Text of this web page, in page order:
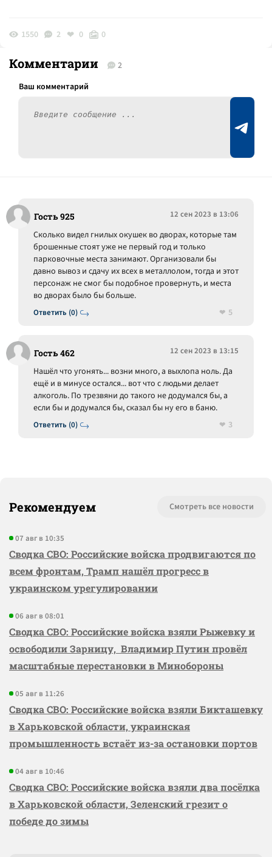
1550 2 0 0
Комментарии 2
Гость 925 12 сен 2023 в 13:06
Ответить (0)
Сколько видел гнилых окушек во дворах, которые там
брошенные стоят уже не первый год и только
парковочные места занимают. Организовали бы
давно вывоз и сдачу их всех в металлолом, тогда и этот
персонаж не смог бы подобное провернуть, и места
во дворах было бы больше.
5
Гость 462 12 сен 2023 в 13:15
Ответить (0)
Нашёл что угонять... возни много, а выхлопа ноль. Да
ещё и в минусе остался... вот что с людьми делает
алкоголь. По трезвяни до такого не додумался бы, а
если бы и додумался бы, сказал бы ну его в баню.
3
Рекомендуем Смотреть все новости
07 авг в 10:35
Сводка СВО: Российские войска продвигаются по
всем фронтам, Трамп нашёл прогресс в
украинском урегулировании
06 авг в 08:01
Сводка СВО: Российские войска взяли Рыжевку и
освободили Зарницу, Владимир Путин провёл
масштабные перестановки в Минобороны
05 авг в 11:26
Сводка СВО: Российские войска взяли Бикташевку
в Харьковской области, украинская
промышленность встаёт из-за остановки портов
04 авг в 10:46
Сводка СВО: Российские войска взяли два посёлка
в Харьковской области, Зеленский грезит о
победе до зимы